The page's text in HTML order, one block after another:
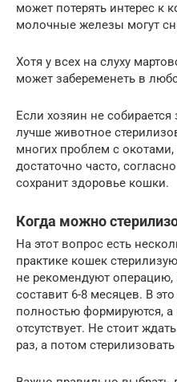
может потерять интерес
молочные железы могут
Хотя у всех на слуху
может забеременеть в
Если хозяин не
лучше животное
многих проблем с
достаточно часто,
сохранит здоровье кошки.
Когда можно
На этот вопрос есть
практике кошек
не рекомендуют операцию,
составит 6-8 месяцев. В
полностью формируются,
отсутствует. Не стоит
раз, а потом